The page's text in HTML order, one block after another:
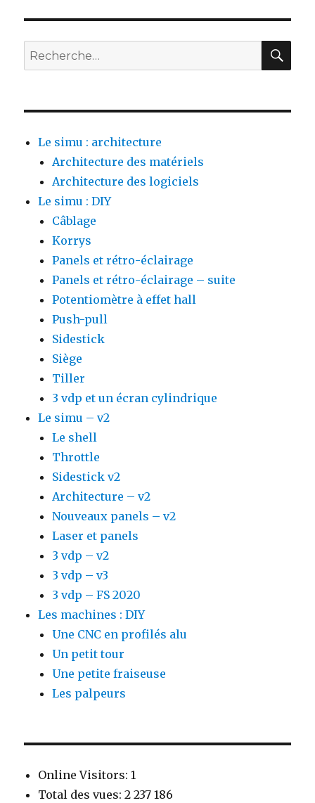
Le simu : architecture
Architecture des matériels
Architecture des logiciels
Le simu : DIY
Câblage
Korrys
Panels et rétro-éclairage
Panels et rétro-éclairage – suite
Potentiomètre à effet hall
Push-pull
Sidestick
Siège
Tiller
3 vdp et un écran cylindrique
Le simu – v2
Le shell
Throttle
Sidestick v2
Architecture – v2
Nouveaux panels – v2
Laser et panels
3 vdp – v2
3 vdp – v3
3 vdp – FS 2020
Les machines : DIY
Une CNC en profilés alu
Un petit tour
Une petite fraiseuse
Les palpeurs
Online Visitors:1
Total des vues:2 237 186